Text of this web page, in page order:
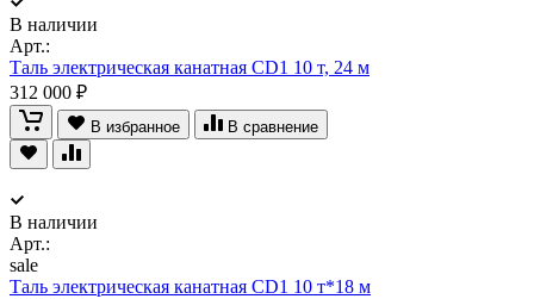
В наличии
Арт.:
Таль электрическая канатная CD1 10 т, 24 м
312 000 ₽
В избранное В сравнение
В наличии
Арт.:
sale
Таль электрическая канатная CD1 10 т*18 м